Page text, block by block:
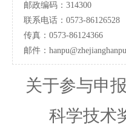
邮政编码：314300
联系电话：0573-86126528
传真：0573-86124366
邮件：hanpu
关于参与申
科学技术